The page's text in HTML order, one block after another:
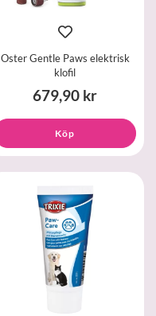
Oster Gentle Paws elektrisk
klofil
679,90 kr
Köp